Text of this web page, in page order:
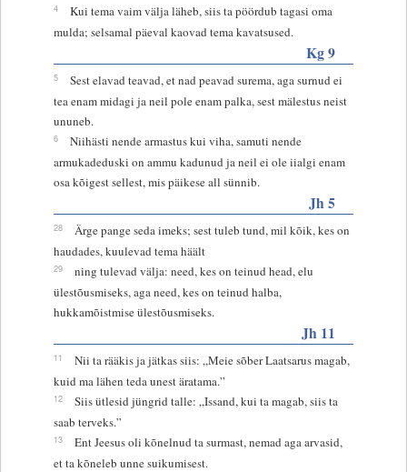
4
Kui tema vaim välja läheb, siis ta pöördub tagasi oma
mulda; selsamal päeval kaovad tema kavatsused.
Kg 9
5
Sest elavad teavad, et nad peavad surema, aga surnud ei
tea enam midagi ja neil pole enam palka, sest mälestus neist
ununeb.
6
Niihästi nende armastus kui viha, samuti nende
armukadeduski on ammu kadunud ja neil ei ole iialgi enam
osa kõigest sellest, mis päikese all sünnib.
Jh 5
28
Ärge pange seda imeks; sest tuleb tund, mil kõik, kes on
haudades, kuulevad tema häält
29
ning tulevad välja: need, kes on teinud head, elu
ülestõusmiseks, aga need, kes on teinud halba,
hukkamõistmise ülestõusmiseks.
Jh 11
11
Nii ta rääkis ja jätkas siis: „Meie sõber Laatsarus magab,
kuid ma lähen teda unest äratama.”
12
Siis ütlesid jüngrid talle: „Issand, kui ta magab, siis ta
saab terveks.”
13
Ent Jeesus oli kõnelnud ta surmast, nemad aga arvasid,
et ta kõneleb unne suikumisest.